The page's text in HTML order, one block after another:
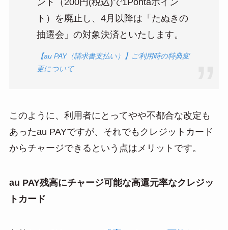
ト）を廃止し、4月以降は「たぬきの
抽選会」の対象決済といたします。
【au PAY（請求書支払い）】ご利用時の特典変
更について
このように、利用者にとってやや不都合な改定も
あったau PAYですが、それでもクレジットカード
からチャージできるという点はメリットです。
au PAY残高にチャージ可能な高還元率なクレジッ
トカード